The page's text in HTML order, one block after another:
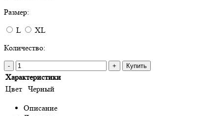
Размер:
L
XL
Количество:
- + Купить
Характеристики
Цвет
Черный
Описание